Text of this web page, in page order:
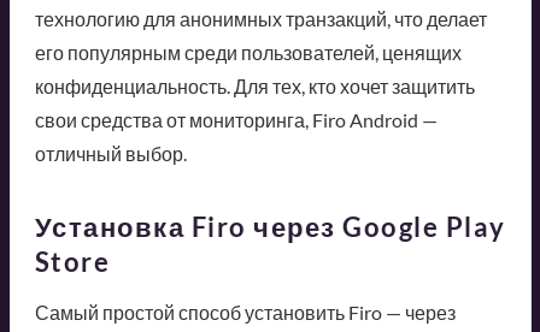
технологию для анонимных транзакций, что делает
его популярным среди пользователей, ценящих
конфиденциальность. Для тех, кто хочет защитить
свои средства от мониторинга, Firo Android —
отличный выбор.
Установка Firo через Google Play
Store
Самый простой способ установить Firo — через